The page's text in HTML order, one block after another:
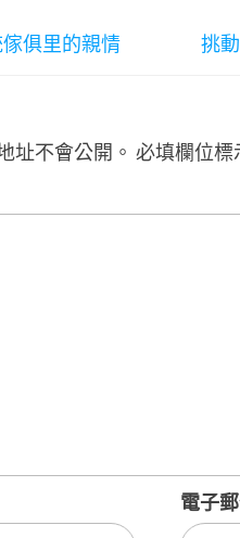
俱里的親情 挑
址不會公開。 必填欄位標
電子